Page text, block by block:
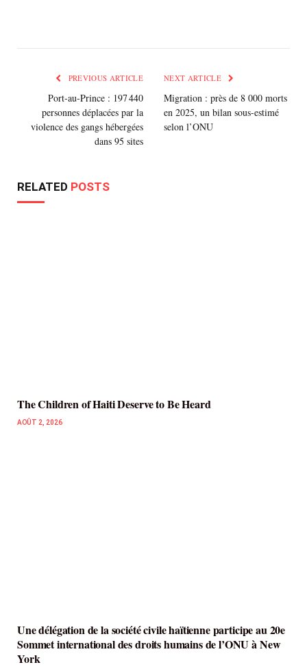
PREVIOUS ARTICLE
Port‑au‑Prince : 197 440
personnes déplacées par la
violence des gangs hébergées
dans 95 sites
NEXT ARTICLE
Migration : près de 8 000 morts
en 2025, un bilan sous-estimé
selon l’ONU
RELATED POSTS
The Children of Haiti Deserve to Be Heard
AOÛT 2, 2026
Une délégation de la société civile haïtienne participe au 20e
Sommet international des droits humains de l’ONU à New
York